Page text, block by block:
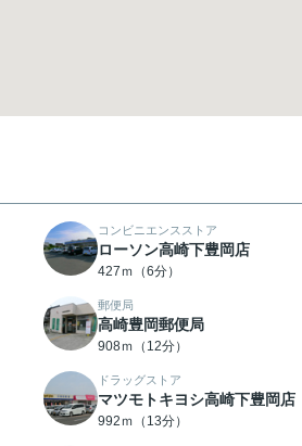
コンビニエンスストア
ローソン高崎下豊岡店
427ｍ（6分）
郵便局
高崎豊岡郵便局
908ｍ（12分）
ドラッグストア
マツモトキヨシ高崎下豊岡店
992ｍ（13分）